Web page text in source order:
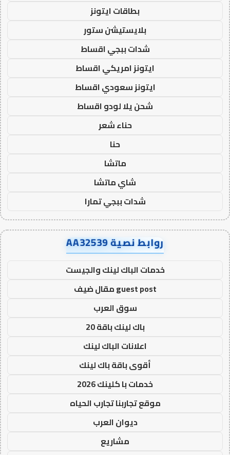
بطاقات ايتونز
بلايستيشن ستور
شدات ببجي اقساط
ايتونز امريكي اقساط
ايتونز سعودي اقساط
شحن يلا لودو اقساط
حناء شعر
حنا
ماتشا
شاي ماتشا
شدات ببجي تمارا
روابط نصية AA32539
خدمات الباك لينك والجيست
guest post مقال ضيف
سوق العرب
باك لينك باقة 20
اعلانات الباك لينك
أقوى باقة باك لينك
خدمات با كلينك 2026
موقع تجاربنا تجارب الحياه
ديوان العرب
مشاريع